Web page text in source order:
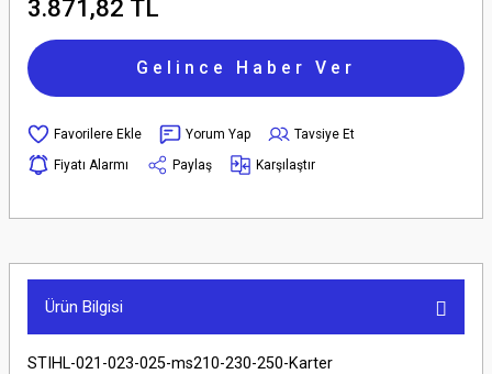
3.871,82 TL
Gelince Haber Ver
Yorum Yap
Tavsiye Et
Fiyatı Alarmı
Paylaş Karşılaştır
Ürün Bilgisi
STIHL-021-023-025-ms210-230-250-Karter